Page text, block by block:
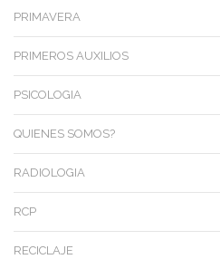
PRIMAVERA
PRIMEROS AUXILIOS
PSICOLOGIA
QUIENES SOMOS?
RADIOLOGIA
RCP
RECICLAJE